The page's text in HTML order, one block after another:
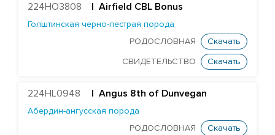
Curtismill Wintery
Errolstone Zeus
224HO3808 | Airfield CBL Bonus
Голштинская черно-пестрая порода
РОДОСЛОВНАЯ
Скачать
СВИДЕТЕЛЬСТВО Скачать
224HL0948 | Angus 8th of Dunvegan
Абердин-ангусская порода
РОДОСЛОВНАЯ
Скачать